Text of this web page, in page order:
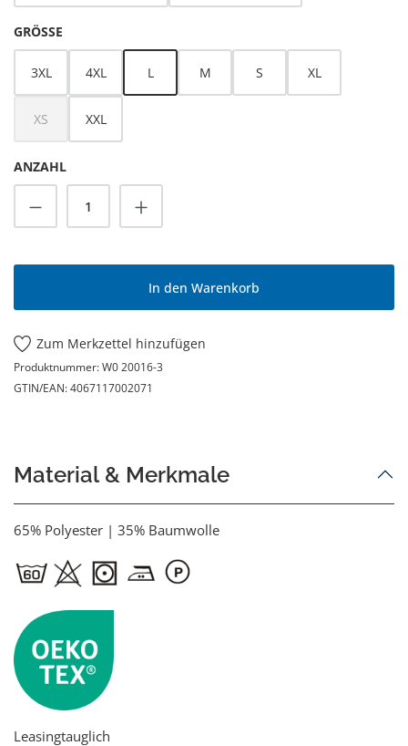
GRÖSSE
3XL 4XL L M S XL
XS
(Diese Option ist zurzeit nicht verfügbar.)
XXL
ANZAHL
Produkt Anzahl: Gib den gewünschten
In den Warenkorb
Zum Merkzettel hinzufügen
Produktnummer:W0 20016-3
GTIN/EAN:4067117002071
Material & Merkmale
65% Polyester | 35% Baumwolle
Leasingtauglich